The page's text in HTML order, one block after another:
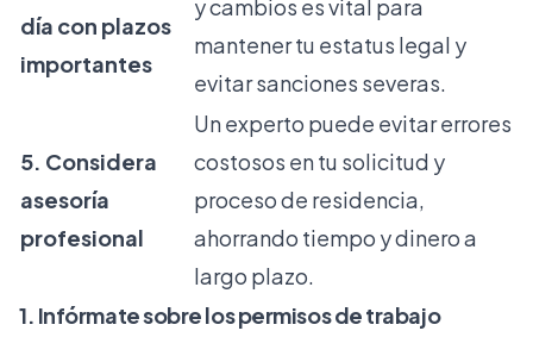
día con plazos
importantes
y cambios es vital para
mantener tu estatus legal y
evitar sanciones severas.
5. Considera
asesoría
profesional
Un experto puede evitar errores
costosos en tu solicitud y
proceso de residencia,
ahorrando tiempo y dinero a
largo plazo.
1. Infórmate sobre los permisos de trabajo